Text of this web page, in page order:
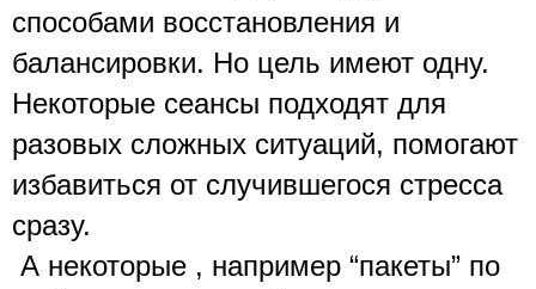
способами восстановления и
балансировки. Но цель имеют одну.
Некоторые сеансы подходят для
разовых сложных ситуаций, помогают
избавиться от случившегося стресса
сразу.
А некоторые , например “пакеты” по